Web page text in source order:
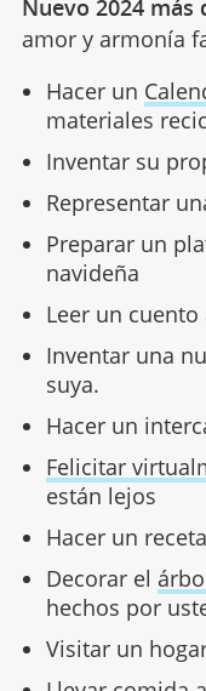
Nuevo 2024
amor y armonía
Hacer un
materiales
Inventar su
Representar
Preparar un
navideña
Leer un
Inventar una
suya.
Hacer un
Felicitar
están lejos
Hacer un
Decorar el
hechos por
Visitar un